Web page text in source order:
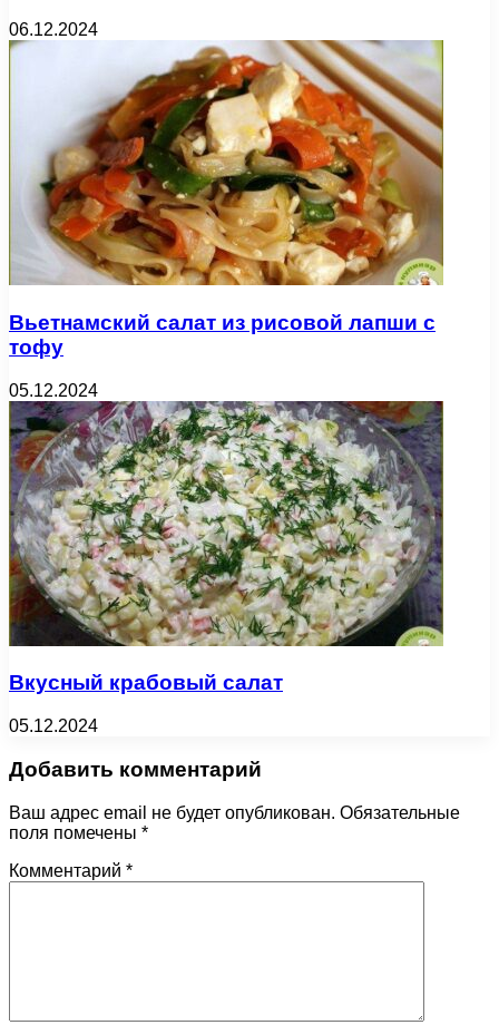
06.12.2024
Вьетнамский салат из рисовой лапши с
тофу
05.12.2024
Вкусный крабовый салат
05.12.2024
Добавить комментарий
Ваш адрес email не будет опубликован. Обязательные
поля помечены *
Комментарий *